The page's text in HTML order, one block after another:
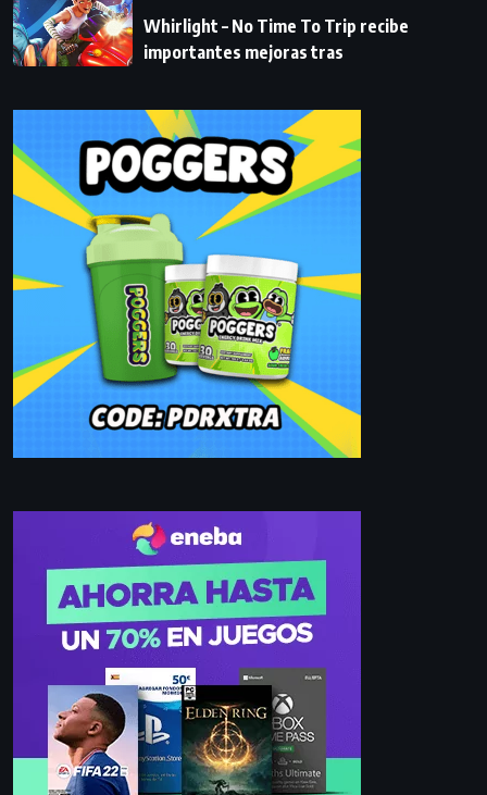
Whirlight – No Time To Trip recibe
importantes mejoras tras